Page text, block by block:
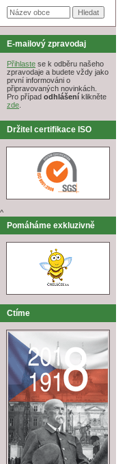
E-mailový zpravodaj
Přihlaste se k odběru našeho
zpravodaje a budete vždy jako
první informováni o
připravovaných novinkách.
Pro případ odhlášení klikněte
zde.
Držitel certifikace ISO
^
Pomáháme exkluzivně
Ctíme